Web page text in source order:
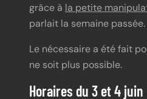
grâce à la petite
parlait la semaine passée.
Le nécessaire a été fait
ne soit plus possible.
Horaires du 3 et 4 juin